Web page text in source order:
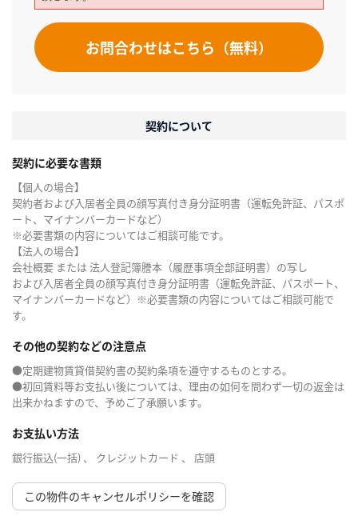
お問合わせはこちら（無料）
契約について
契約に必要な書類
【個人の場合】
契約者および入居者全員の顔写真付き身分証明書（運転免許証、パスポ
ート、マイナンバーカードなど）
※必要書類の内容についてはご相談可能です。
【法人の場合】
会社概要 または 法人登記簿謄本（履歴事項全部証明書）の写し
および入居者全員の顔写真付き身分証明書（運転免許証、パスポート、
マイナンバーカードなど）※必要書類の内容についてはご相談可能で
す。
その他の契約などの注意点
●定期建物賃貸借契約書の契約条項を遵守するものとする。
●初回賃料等お支払い後については、理由の如何を問わず一切の返金は
出来かねますので、予めご了承願います。
お支払い方法
銀行振込(一括) 、 クレジットカード 、 店頭
この物件のキャンセルポリシーを確認